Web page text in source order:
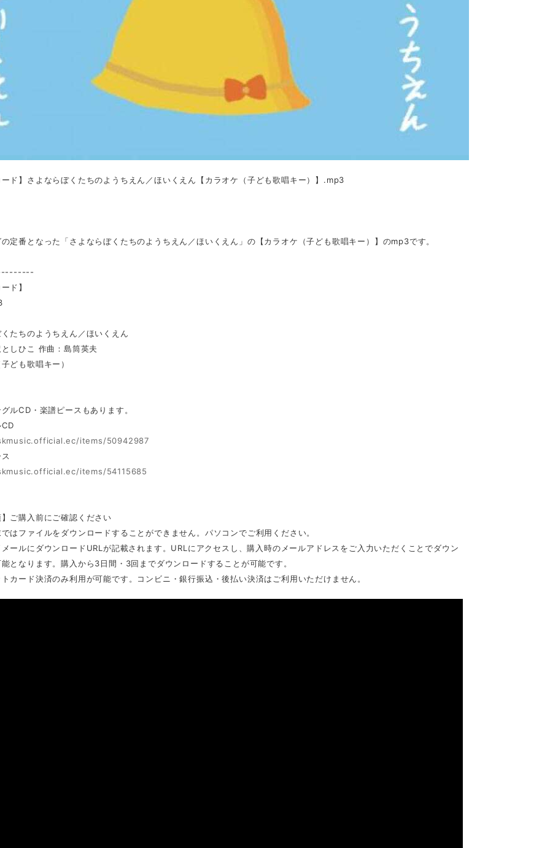
ード】さよならぼくたちのようちえん／ほいくえん【カラオケ（子ども歌唱キー）】.mp3
定番となった「さよならぼくたちのようちえん／ほいくえん」の【カラオケ（子ども歌唱キー）】のmp3です。
ド】
たちのようちえん／ほいくえん
しひこ 作曲：島筒英夫
ども歌唱キー）
ルCD・楽譜ピースもあります。
items/50942987
items/54115685
】ご購入前にご確認ください
ではファイルをダウンロードすることができません。パソコンでご利用ください。
メールにダウンロードURLが記載されます。URLにアクセスし、購入時のメールアドレスをご入力いただくことでダウン
能となります。購入から3日間・3回までダウンロードすることが可能です。
トカード決済のみ利用が可能です。コンビニ・銀行振込・後払い決済はご利用いただけません。